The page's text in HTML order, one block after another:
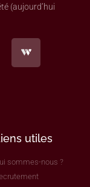
(aujourd’hui
utiles
sommes-nous ?